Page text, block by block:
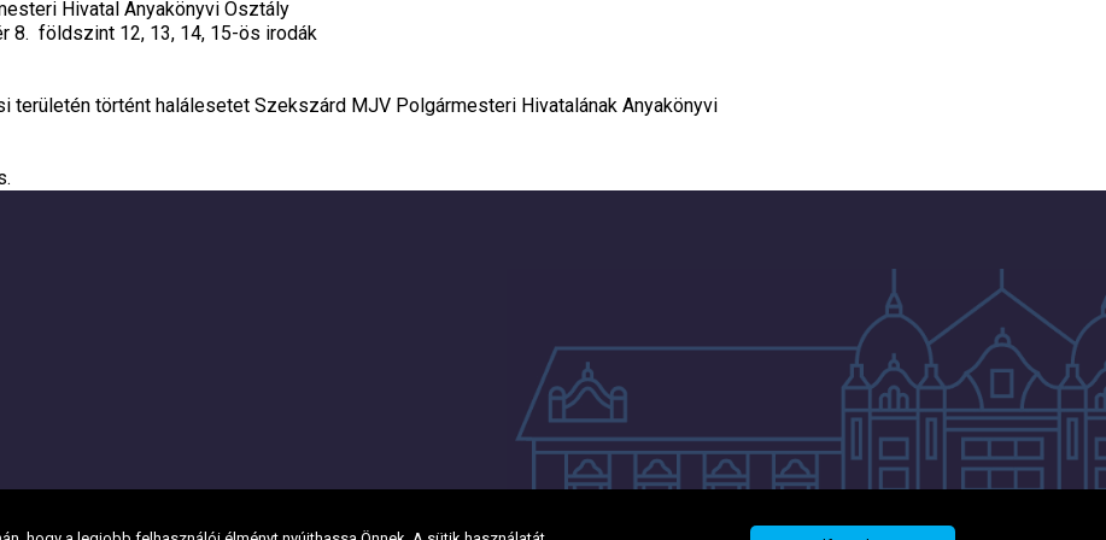
Hivatal Anyakönyvi Osztály
8. földszint 12, 13, 14, 15-ös irodák
területén történt halálesetet Szekszárd MJV Polgármesteri Hivatalának Anyakönyvi